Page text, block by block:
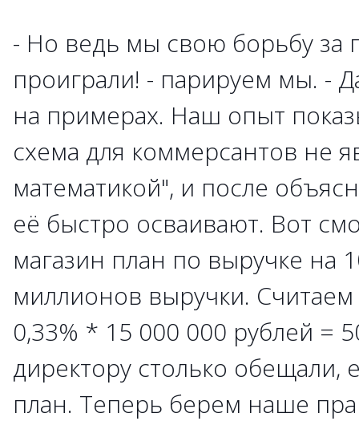
- Но ведь мы свою борьбу за
проиграли! - парируем мы. -
на примерах. Наш опыт
схема для коммерсантов не
математикой", и после
её быстро осваивают. Вот
магазин план по выручке на
миллионов выручки.
0,33% * 15 000 000 рублей =
директору столько обещали,
план. Теперь берем наше